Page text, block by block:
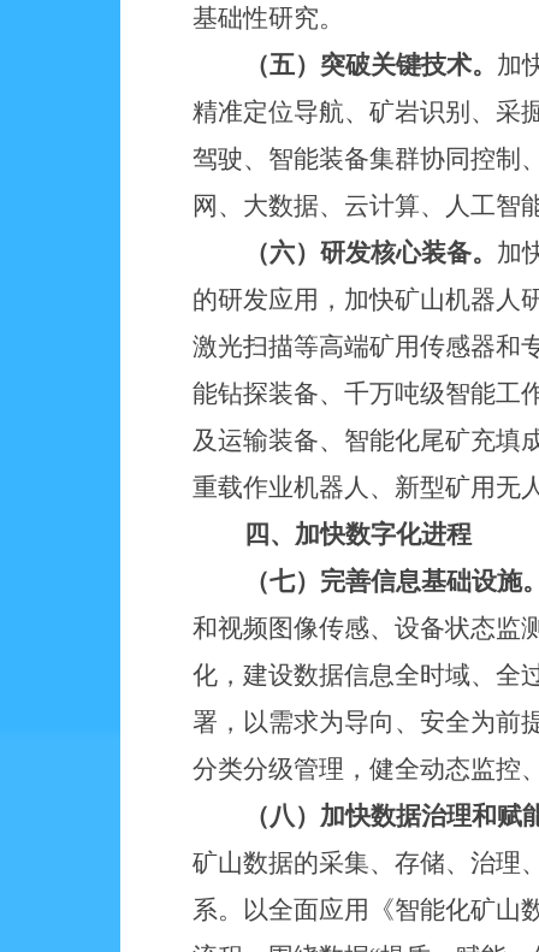
基础性研究。
（五）突破关键技术。 加
精准定位导航、矿岩识别、采
驾驶、智能装备集群协同控制
网、大数据、云计算、人工智
（六）研发核心装备。 加
的研发应用，加快矿山机器人
激光扫描等高端矿用传感器和
能钻探装备、千万吨级智能工
及运输装备、智能化尾矿充填
重载作业机器人、新型矿用无
四、加快数字化进程
（七）完善信息基础设施
和视频图像传感、设备状态监
化，建设数据信息全时域、全
署，以需求为导向、安全为前
分类分级管理，健全动态监控
（八）加快数据治理和赋
矿山数据的采集、存储、治理
系。以全面应用《智能化矿山